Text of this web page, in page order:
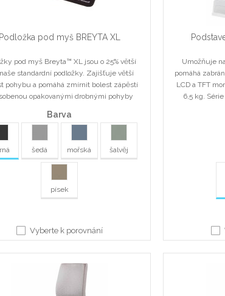
Podložka pod myš BREYTA XL
pod myš Breyta™ XL jsou o 25% větší
standardní podložky. Zajišťuje větší
pohybu a pomáhá zmírnit bolest zápěstí
opakovanými drobnými pohyby
Barva
šedá mořská šalvěj
písek
Vyberte k porovnání
Umožňuje
pomáhá
LCD a TFT
6,5 kg.